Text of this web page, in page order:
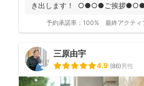
き出します！ ○●○●ご挨拶
予約承諾率： 100% 最終アクティ
三原由宇
4.9 (86)男性